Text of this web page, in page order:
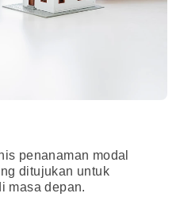
penanaman modal
ditujukan untuk
masa depan.